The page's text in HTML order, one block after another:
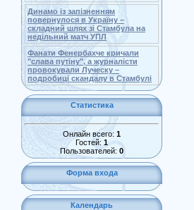
Динамо із запізненням
повернулося в Україну –
складний шлях зі Стамбула на
недільний матч УПЛ
Фанати Фенербахче кричали
"слава путіну", а журналісти
провокували Луческу –
подробиці скандалу в Стамбулі
Статистика
Онлайн всего: 1
Гостей: 1
Пользователей: 0
Форма входа
Календарь